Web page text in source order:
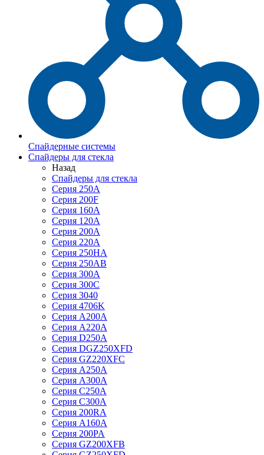
Спайдерные системы
Спайдеры для стекла
Назад
Спайдеры для стекла
Серия 250А
Серия 200F
Серия 160А
Серия 120A
Серия 200А
Серия 220А
Серия 250HA
Серия 250АB
Серия 300А
Серия 300С
Серия 3040
Серия 4706K
Серия A200A
Серия A220A
Серия D250A
Серия DGZ250XFD
Серия GZ220XFC
Серия А250А
Серия А300А
Серия С250A
Серия С300A
Серия 200RA
Серия А160A
Серия 200PA
Серия GZ200XFB